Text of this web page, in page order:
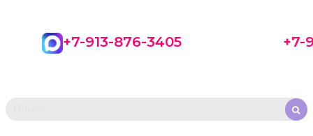
+7-913-876-3405 +7-